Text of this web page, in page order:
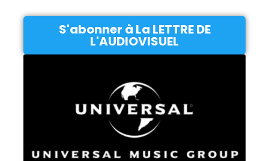
S'abonner à La LETTRE DE
L'AUDIOVISUEL